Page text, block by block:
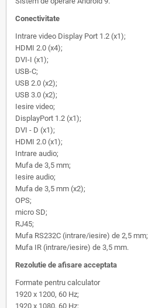
Conectivitate
Intrare video Display Port 1.2 (x1);
HDMI 2.0 (x4);
DVI-I (x1);
USB-C;
USB 2.0 (x2);
USB 3.0 (x2);
Iesire video;
DisplayPort 1.2 (x1);
DVI - D (x1);
HDMI 2.0 (x1);
Intrare audio;
Mufa de 3,5 mm;
Iesire audio;
Mufa de 3,5 mm (x2);
OPS;
micro SD;
RJ45;
Mufa RS232C (intrare/iesire) de 2,5 mm;
Mufa IR (intrare/iesire) de 3,5 mm.
Rezolutie de afisare acceptata
Formate pentru calculator
1920 x 1200, 60 Hz;
1920 x 1080, 60 Hz;